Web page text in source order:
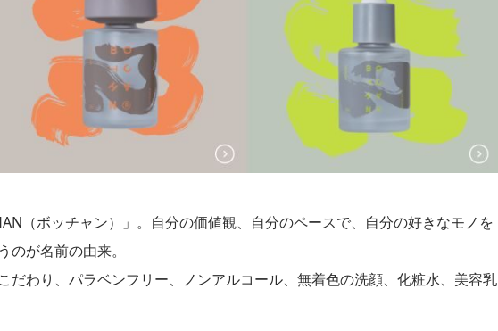
（ボッチャン）」。自分の価値観、自分のペースで、自分の好きなモノを
が名前の由来。
だわり、パラベンフリー、ノンアルコール、無着色の洗顔、化粧水、美容乳